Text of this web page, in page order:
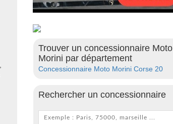
Trouver un concessionnaire Moto
Morini par département
Concessionnaire Moto Morini Corse 20
Rechercher un concessionnaire